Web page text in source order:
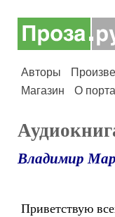
Авторы
Магазин
О
Владимир
Приветствую